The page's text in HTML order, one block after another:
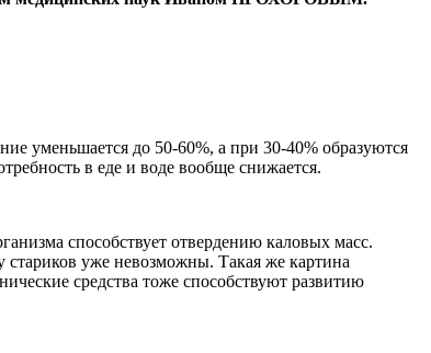
уменьшается до 50-60%, а при 30-40% образуются
в еде и воде вообще снижается.
способствует отвердению каловых масс.
уже невозможны. Такая же картина
средства тоже способствуют развитию